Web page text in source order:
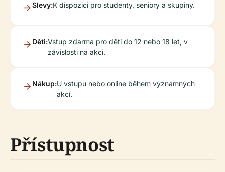
Slevy:K dispozici pro studenty, seniory a skupiny.
Děti:Vstup zdarma pro děti do 12 nebo 18 let, v
závislosti na akci.
Nákup:U vstupu nebo online během významných
akcí.
Přístupnost